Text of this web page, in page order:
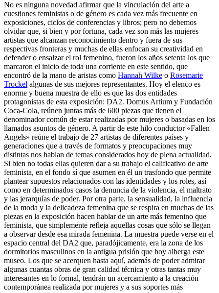
No es ninguna novedad afirmar que la vinculación del arte a
cuestiones feministas o de género es cada vez más frecuente en
exposiciones, ciclos de conferencias y libros; pero no debemos
olvidar que, si bien y por fortuna, cada vez son más las mujeres
artistas que alcanzan reconocimiento dentro y fuera de sus
respectivas fronteras y muchas de ellas enfocan su creatividad en
defender o ensalzar el rol femenino, fueron los años setenta los que
marcaron el inicio de toda una corriente en este sentido, que
encontró de la mano de aristas como Hannah Wilke o Rosemarie
Trockel algunas de sus mejores representantes. Hoy el elenco es
enorme y buena muestra de ello es que las dos entidades
protagonistas de esta exposición: DA2. Domus Artium y Fundación
Coca-Cola, reúnen juntas más de 600 piezas que tienen el
denominador común de estar realizadas por mujeres o basadas en los
llamados asuntos de género. A partir de este hilo conductor «Fallen
Angels» reúne el trabajo de 27 artistas de diferentes países y
generaciones que a través de formatos y preocupaciones muy
distintas nos hablan de temas considerados hoy de plena actualidad.
Si bien no todas ellas quieren dar a su trabajo el calificativo de arte
feminista, en el fondo sí que asumen en él un trasfondo que permite
plantear supuestos relacionados con las identidades y los roles, así
como en determinados casos la denuncia de la violencia, el maltrato
y las jerarquías de poder. Por otra parte, la sensualidad, la influencia
de la moda y la delicadeza femenina que se respira en muchas de las
piezas en la exposición hacen hablar de un arte más femenino que
feminista, que simplemente refleja aquellas cosas que sólo se llegan
a observar desde esa mirada femenina. La muestra puede verse en el
espacio central del DA2 que, paradójicamente, era la zona de los
dormitorios masculinos en la antigua prisión que hoy alberga este
museo. Los que se acerquen hasta aquí, además de poder admirar
algunas cuantas obras de gran calidad técnica y otras tantas muy
interesantes en lo formal, tendrán un acercamiento a la creación
contemporánea realizada por mujeres y a sus soportes más